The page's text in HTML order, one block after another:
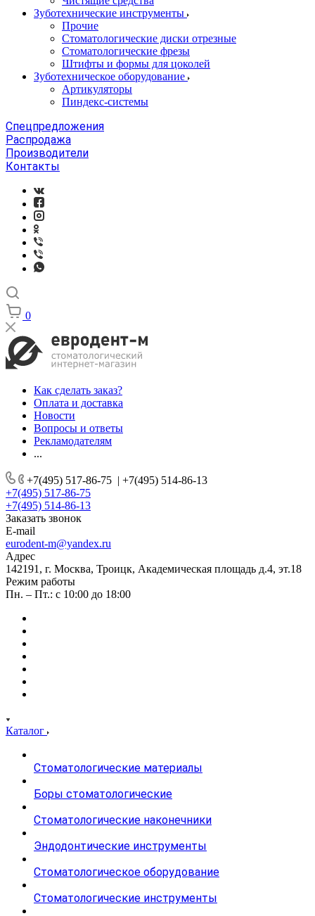
Зуботехнические инструменты
Прочие
Стоматологические диски отрезные
Стоматологические фрезы
Штифты и формы для цоколей
Зуботехническое оборудование
Артикуляторы
Пиндекс-системы
Спецпредложения
Распродажа
Производители
Контакты
0
Как сделать заказ?
Оплата и доставка
Новости
Вопросы и ответы
Рекламодателям
...
+7(495) 517-86-75 | +7(495) 514-86-13
+7(495) 517-86-75
+7(495) 514-86-13
Заказать звонок
E-mail
eurodent-m@yandex.ru
Адрес
142191, г. Москва, Троицк, Академическая площадь д.4, эт.18
Режим работы
Пн. – Пт.: с 10:00 до 18:00
Каталог
Стоматологические материалы
Боры стоматологические
Стоматологические наконечники
Эндодонтические инструменты
Стоматологическое оборудование
Стоматологические инструменты